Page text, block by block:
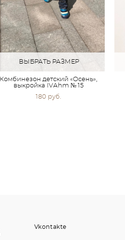
ВЫБРАТЬ РАЗМЕР
Комбинезон детский «Осень»,
выкройка IVАhm № 15
180 pуб.
Vkontakte